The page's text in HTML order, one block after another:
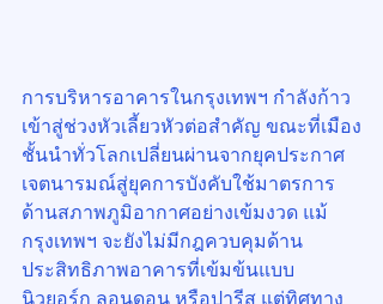
การบริหารอาคารในกรุงเทพฯ กำลังก้าว
เข้าสู่ช่วงหัวเลี้ยวหัวต่อสำคัญ ขณะที่เมือง
ชั้นนำทั่วโลกเปลี่ยนผ่านจากยุคประกาศ
เจตนารมณ์สู่ยุคการบังคับใช้มาตรการ
ด้านสภาพภูมิอากาศอย่างเข้มงวด แม้
กรุงเทพฯ จะยังไม่มีกฎควบคุมด้าน
ประสิทธิภาพอาคารที่เข้มข้นแบบ
นิวยอร์ก ลอนดอน หรือปารีส แต่ทิศทาง